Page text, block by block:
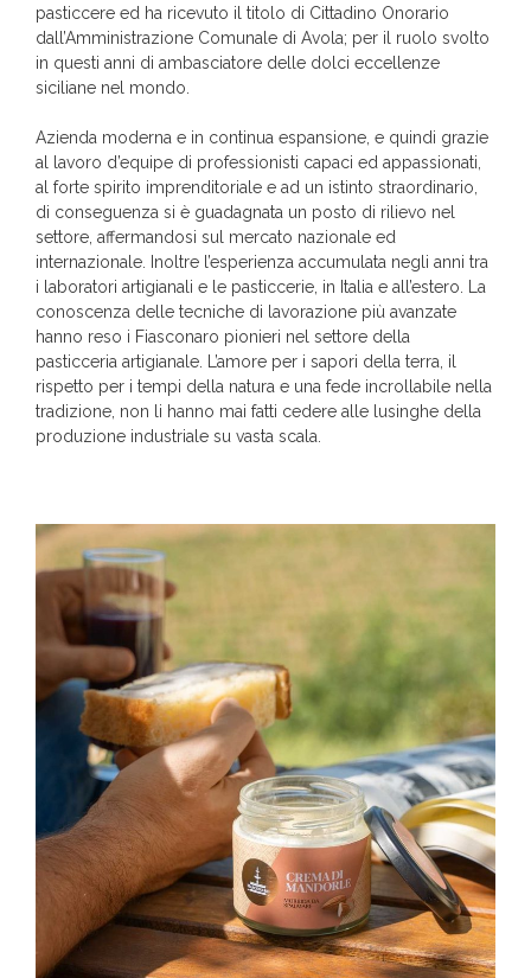
pasticcere ed ha ricevuto il titolo di Cittadino Onorario
dall’Amministrazione Comunale di Avola; per il ruolo svolto
in questi anni di ambasciatore delle dolci eccellenze
siciliane nel mondo.
Azienda moderna e in continua espansione, e quindi grazie
al lavoro d’equipe di professionisti capaci ed appassionati,
al forte spirito imprenditoriale e ad un istinto straordinario,
di conseguenza si è guadagnata un posto di rilievo nel
settore, affermandosi sul mercato nazionale ed
internazionale. Inoltre l’esperienza accumulata negli anni tra
i laboratori artigianali e le pasticcerie, in Italia e all’estero. La
conoscenza delle tecniche di lavorazione più avanzate
hanno reso i Fiasconaro pionieri nel settore della
pasticceria artigianale. L’amore per i sapori della terra, il
rispetto per i tempi della natura e una fede incrollabile nella
tradizione, non li hanno mai fatti cedere alle lusinghe della
produzione industriale su vasta scala.